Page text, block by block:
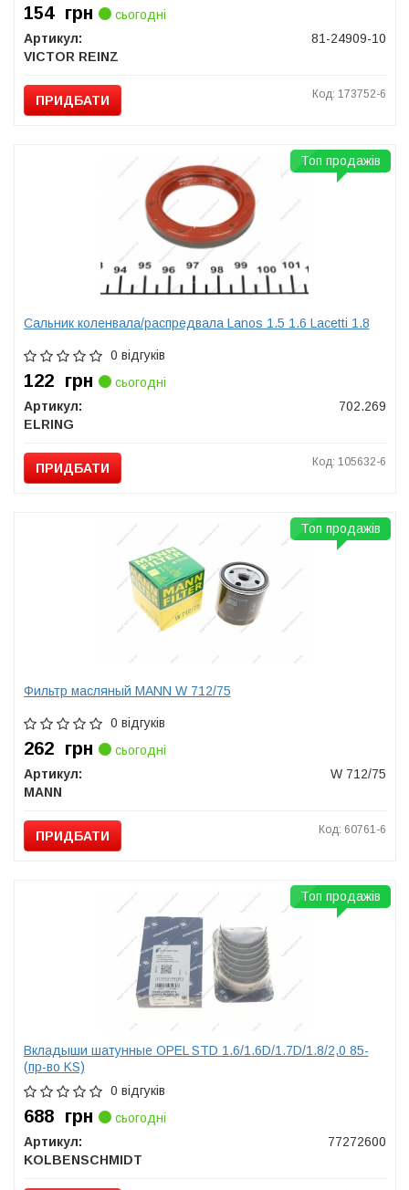
154 грн
сьогодні
Артикул:
81-24909-10
VICTOR REINZ
ПРИДБАТИ Код: 173752-6
Сальник коленвала/распредвала Lanos 1.5 1.6 Lacetti 1.8
0 відгуків
122 грн
сьогодні
Артикул:
702.269
ELRING
ПРИДБАТИ Код: 105632-6
Топ продажів
Фильтр масляный MANN W 712/75
0 відгуків
262 грн
сьогодні
Артикул:
W 712/75
MANN
ПРИДБАТИ Код: 60761-6
Топ продажів
Вкладыши шатунные OPEL STD 1.6/1.6D/1.7D/1.8/2,0 85-
(пр-во KS)
0 відгуків
688 грн
сьогодні
Артикул:
77272600
KOLBENSCHMIDT
Топ продажів